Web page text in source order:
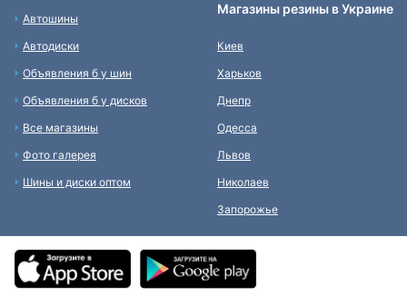
Автошины
Автодиски
Объявления б у шин
Объявления б у дисков
Все магазины
Фото галерея
Шины и диски оптом
Магазины резины в Украине
Киев
Харьков
Днепр
Одесса
Львов
Николаев
Запорожье